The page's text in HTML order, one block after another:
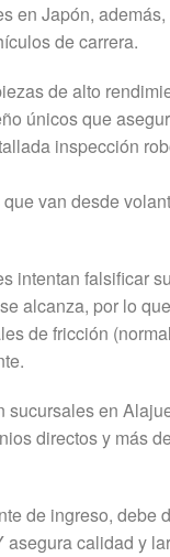
en Japón,
de carrera.
de alto
únicos que
inspección
van desde
intentan falsificar
alcanza, por lo
de fricción
sucursales en
directos y más
de ingreso, debe
calidad y